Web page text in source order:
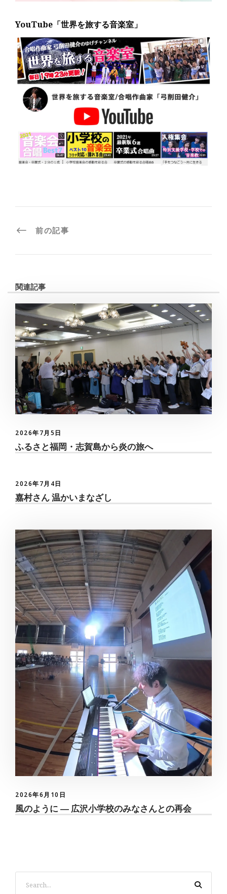
YouTube「世界を旅する音楽室」
前の記事
関連記事
2026年7月5日
ふるさと福岡・志賀島から炎の旅へ
2026年7月4日
嘉村さん 温かいまなざし
2026年6月10日
風のように ― 広沢小学校のみなさんとの再会